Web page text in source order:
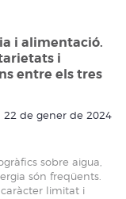
i alimentació.
i
entre els tres
22 de gener de 2024
sobre aigua,
són freqüents.
caràcter limitat i